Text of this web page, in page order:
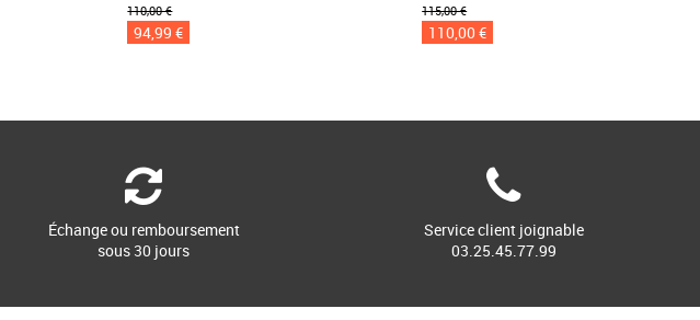
110,00 €
94,99 €
115,00 €
110,00 €
Échange ou remboursement
sous 30 jours
Service client joignable
03.25.45.77.99